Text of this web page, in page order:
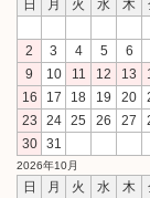
日 月 火 水 木
2
3 4 5 6
9
10 11 12 13
16
17 18 19 20
23
24 25 26 27
30
31
2026年10月
日 月 火 水 木